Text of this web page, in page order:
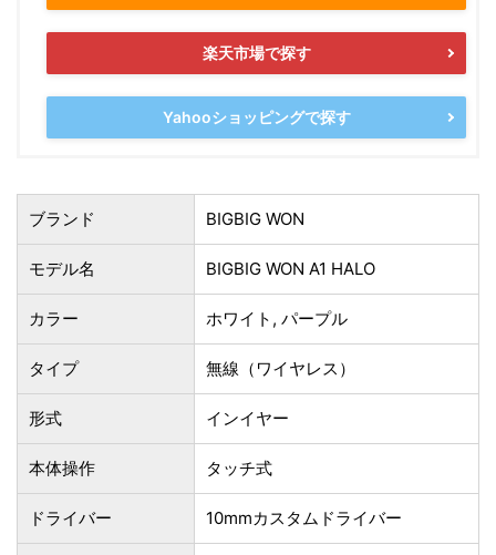
楽天市場で探す
Yahooショッピングで探す
ブランド BIGBIG WON
モデル名 BIGBIG WON A1 HALO
カラー ホワイト, パープル
タイプ 無線（ワイヤレス）
形式 インイヤー
本体操作 タッチ式
ドライバー 10mmカスタムドライバー